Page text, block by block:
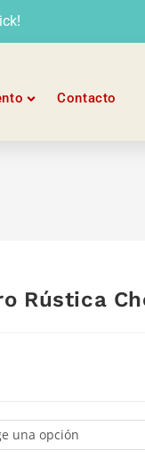
Contacto
Rústica
una opción